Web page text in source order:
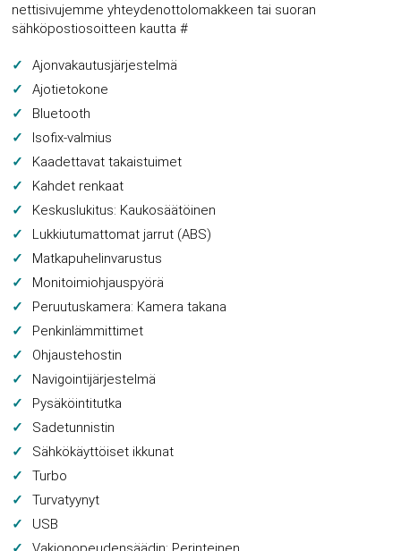
nettisivujemme yhteydenottolomakkeen tai suoran
sähköpostiosoitteen kautta #
Ajonvakautusjärjestelmä
Ajotietokone
Bluetooth
Isofix-valmius
Kaadettavat takaistuimet
Kahdet renkaat
Keskuslukitus: Kaukosäätöinen
Lukkiutumattomat jarrut (ABS)
Matkapuhelinvarustus
Monitoimiohjauspyörä
Peruutuskamera: Kamera takana
Penkinlämmittimet
Ohjaustehostin
Navigointijärjestelmä
Pysäköintitutka
Sadetunnistin
Sähkökäyttöiset ikkunat
Turbo
Turvatyynyt
USB